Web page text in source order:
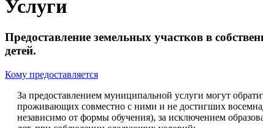
Услуги
Предоставление земельных участков в
детей.
Кому предоставляется
За предоставлением муниципальной услуги могут
проживающих совместно с ними и не достигших
независимо от формы обучения), за исключением